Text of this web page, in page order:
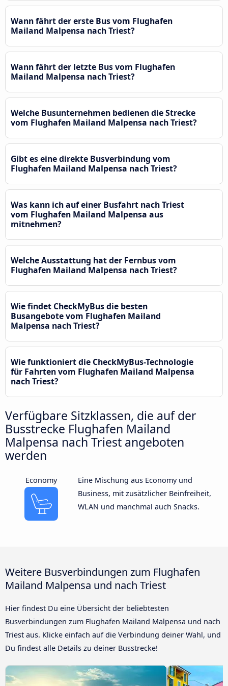
Wann fährt der erste Bus vom Flughafen
Mailand Malpensa nach Triest?
Wann fährt der letzte Bus vom Flughafen
Mailand Malpensa nach Triest?
Welche Busunternehmen bedienen die Strecke
vom Flughafen Mailand Malpensa nach Triest?
Gibt es eine direkte Busverbindung vom
Flughafen Mailand Malpensa nach Triest?
Was kann ich auf einer Busfahrt nach Triest
vom Flughafen Mailand Malpensa aus
mitnehmen?
Welche Ausstattung hat der Fernbus vom
Flughafen Mailand Malpensa nach Triest?
Wie findet CheckMyBus die besten
Busangebote vom Flughafen Mailand
Malpensa nach Triest?
Wie funktioniert die CheckMyBus-Technologie
für Fahrten vom Flughafen Mailand Malpensa
nach Triest?
Verfügbare Sitzklassen, die auf der
Busstrecke Flughafen Mailand
Malpensa nach Triest angeboten
werden
Economy
Eine Mischung aus Economy und
Business, mit zusätzlicher Beinfreiheit,
WLAN und manchmal auch Snacks.
Weitere Busverbindungen zum Flughafen
Mailand Malpensa und nach Triest
Hier findest Du eine Übersicht der beliebtesten
Busverbindungen zum Flughafen Mailand Malpensa und nach
Triest aus. Klicke einfach auf die Verbindung deiner Wahl, und
Du findest alle Details zu deiner Busstrecke!